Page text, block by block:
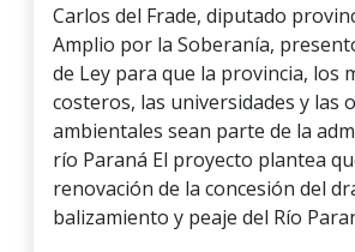
Carlos del Frade, diputado
Amplio por la Soberanía,
de Ley para que la provincia, los
costeros, las universidades y las
ambientales sean parte de la
río Paraná El proyecto plantea
renovación de la concesión del
balizamiento y peaje del Río